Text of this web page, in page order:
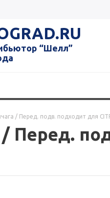
“Шелл”
/ Перед. подв. подходит для
Перед.